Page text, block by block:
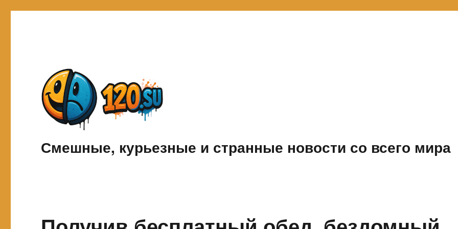
Смешные, курьезные и странные новости со всего мира